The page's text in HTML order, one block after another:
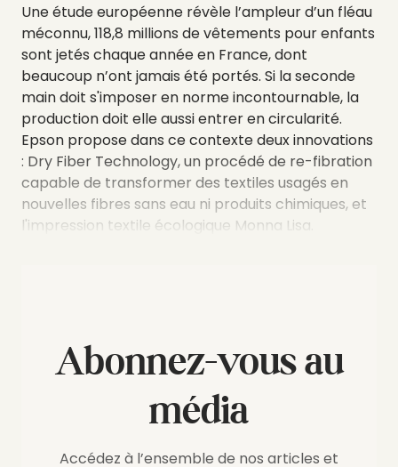
Une étude européenne révèle l’ampleur d’un fléau
méconnu, 118,8 millions de vêtements pour enfants
sont jetés chaque année en France, dont
beaucoup n’ont jamais été portés. Si la seconde
main doit s'imposer en norme incontournable, la
production doit elle aussi entrer en circularité.
Epson propose dans ce contexte deux innovations
: Dry Fiber Technology, un procédé de re-fibration
capable de transformer des textiles usagés en
nouvelles fibres sans eau ni produits chimiques, et
l'impression textile écologique Monna Lisa.
Abonnez-vous au
média
Accédez à l’ensemble de nos articles et